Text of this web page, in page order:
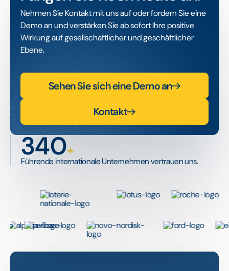
Nehmen Sie Kontakt mit uns auf oder fordern Sie eine
Demo an und verstärken Sie ab sofort Ihre positive
Wirkung auf gesellschaftlicher und geschäftlicher
Ebene.
Sehen Sie sich eine Demo an
Kontakt
340+
Führende internationale Unternehmen vertrauen uns.